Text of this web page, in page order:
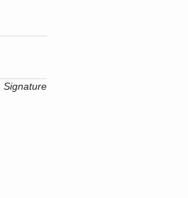
Signature